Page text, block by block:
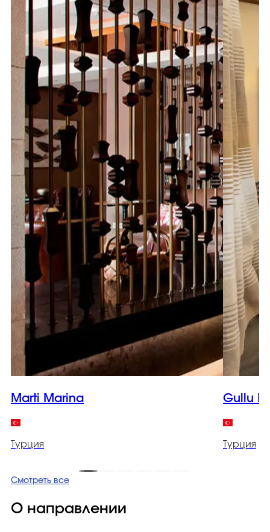
Marti Marina
Турция
Gullu
Турция
Смотреть все
О направлении